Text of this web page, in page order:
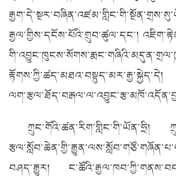
རྒྱལ་གྱིས་དངོས་པོའི་གྲུབ་ཚུལ་དང་།
རྟོགས་ཀྱི་ཚད་མཐའ་བསྟུད་མར་རྒྱ་སྐྱེད་དེ།
ཀྲུང་གོའི་ཚན་རིག་གླིང་གི་ཡོན་ཧྲི།
བཤད་རྒྱུར།